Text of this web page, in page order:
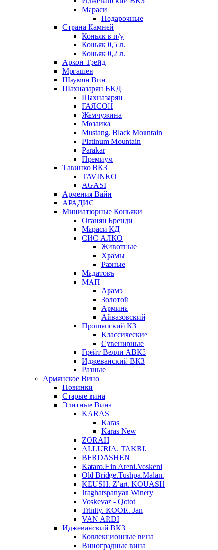
Мараси
Подарочные
Страна Камней
Коньяк в п/у
Коньяк 0,5 л.
Коньяк 0,2 л.
Аркон Трейд
Мргашен
Шаумян Вин
Шахназарян ВКД
Шахназарян
ГАЯСОН
Жемчужина
Мозаика
Mustang. Black Mountain
Platinum Mountain
Parakar
Премиум
Тавинко ВКЗ
TAVINKO
AGASI
Армения Вайн
АРАДИС
Миниатюрные Коньяки
Оганян Бренди
Мараси КД
СИС АЛКО
Животные
Храмы
Разные
Мадатовъ
МАП
Арамэ
Золотой
Армина
Айвазовский
Прошянский КЗ
Классические
Сувенирные
Грейт Велли АВКЗ
Иджеванский ВКЗ
Разные
Армянское Вино
Новинки
Старые вина
Элитные Вина
KARAS
Karas
Karas New
ZORAH
ALLURIA. TAKRI.
BERDASHEN
Kataro.Hin Areni.Voskeni
Old Bridge.Tushpa.Malani
KEUSH. Z’art. KOUASH
Jraghatspanyan Winery
Voskevaz - Qotot
Trinity. KOOR. Jan
VAN ARDI
Иджеванский ВКЗ
Коллекционные вина
Виноградные вина